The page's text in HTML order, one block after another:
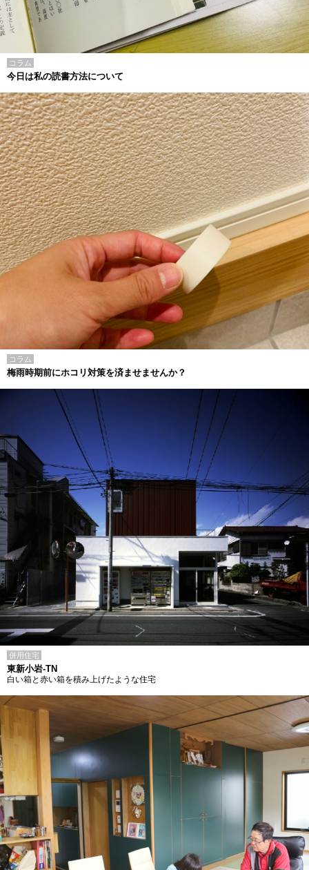
コラム
今日は私の読書方法について
コラム
梅雨時期前にホコリ対策を済ませませんか？
併用住宅
東新小岩-TN
白い箱と赤い箱を積み上げたような住宅